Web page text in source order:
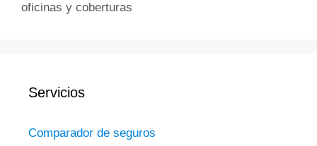
oficinas y coberturas
Servicios
Comparador de seguros